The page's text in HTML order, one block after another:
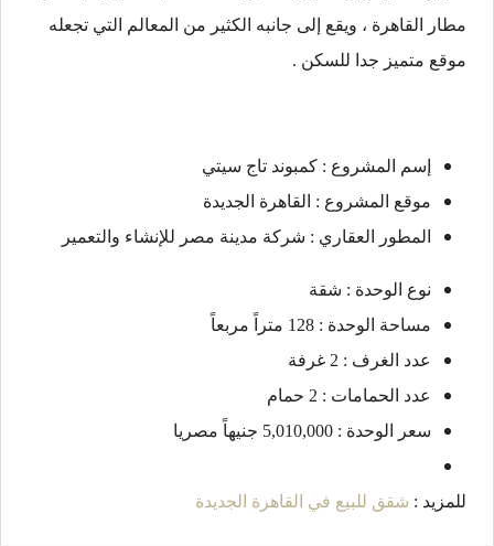
مطار القاهرة ، ويقع إلى جانبه الكثير من المعالم التي تجعله
موقع متميز جدا للسكن .
إسم المشروع : كمبوند تاج سيتي
موقع المشروع : القاهرة الجديدة
المطور العقاري : شركة مدينة مصر للإنشاء والتعمير
نوع الوحدة : شقة
مساحة الوحدة : 128 متراً مربعاً
عدد الغرف : 2 غرفة
عدد الحمامات : 2 حمام
سعر الوحدة : 5,010,000 جنيهاً مصريا
للمزيد : شقق للبيع في القاهرة الجديدة